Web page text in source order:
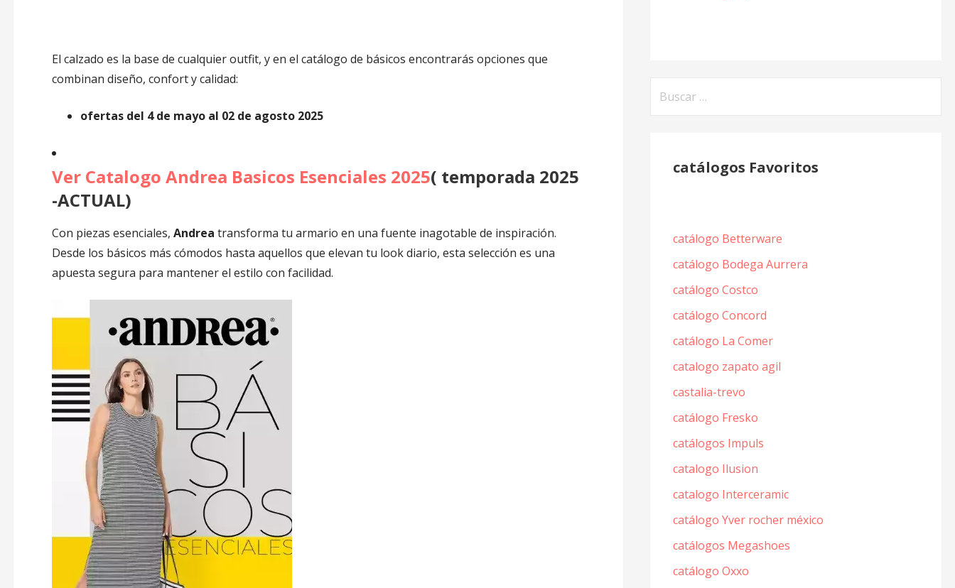
El calzado es la base de cualquier outfit, y en el catálogo de básicos encontrarás opciones que
combinan diseño, confort y calidad:
ofertas del 4 de mayo al 02 de agosto 2025
Ver Catalogo Andrea Basicos Esenciales 2025( temporada 2025
-ACTUAL)
Con piezas esenciales, Andrea transforma tu armario en una fuente inagotable de inspiración.
Desde los básicos más cómodos hasta aquellos que elevan tu look diario, esta selección es una
apuesta segura para mantener el estilo con facilidad.
catálogos Favoritos
catálogo Betterware
catálogo Bodega Aurrera
catálogo Costco
catálogo Concord
catálogo La Comer
catalogo zapato agil
castalia-trevo
catálogo Fresko
catálogos Impuls
catalogo Ilusion
catalogo Interceramic
catálogo Yver rocher méxico
catálogos Megashoes
catálogo Oxxo